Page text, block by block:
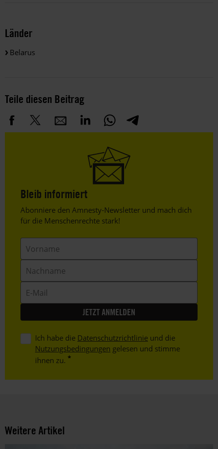
Länder
Belarus
Teile diesen Beitrag
Bleib informiert
Header
Text
Abonniere den Amnesty-Newsletter und mach dich
für die Menschenrechte stark!
Mail
Ich habe die Datenschutzrichtlinie und die
Nutzungsbedingungen gelesen und stimme
ihnen zu.
Weitere Artikel